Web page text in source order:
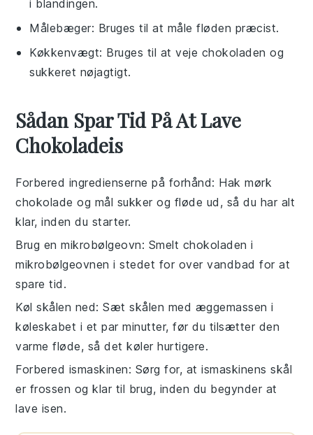
i blandingen.
Målebæger: Bruges til at måle fløden præcist.
Køkkenvægt: Bruges til at veje chokoladen og
sukkeret nøjagtigt.
Sådan Spar Tid På At Lave
Chokoladeis
Forbered ingredienserne på forhånd: Hakmørk
chokolade og mål sukker og fløde ud, så du har alt
klar, inden du starter.
Brug en mikrobølgeovn: Smelt chokoladen i
mikrobølgeovnen i stedet for over vandbad for at
spare tid.
Køl skålen ned: Sæt skålen med æggemassen i
køleskabet i et par minutter, før du tilsætter den
varmefløde, så det køler hurtigere.
Forbered ismaskinen: Sørg for, at ismaskinens skål
er frossen og klar til brug, inden du begynder at
lave isen.